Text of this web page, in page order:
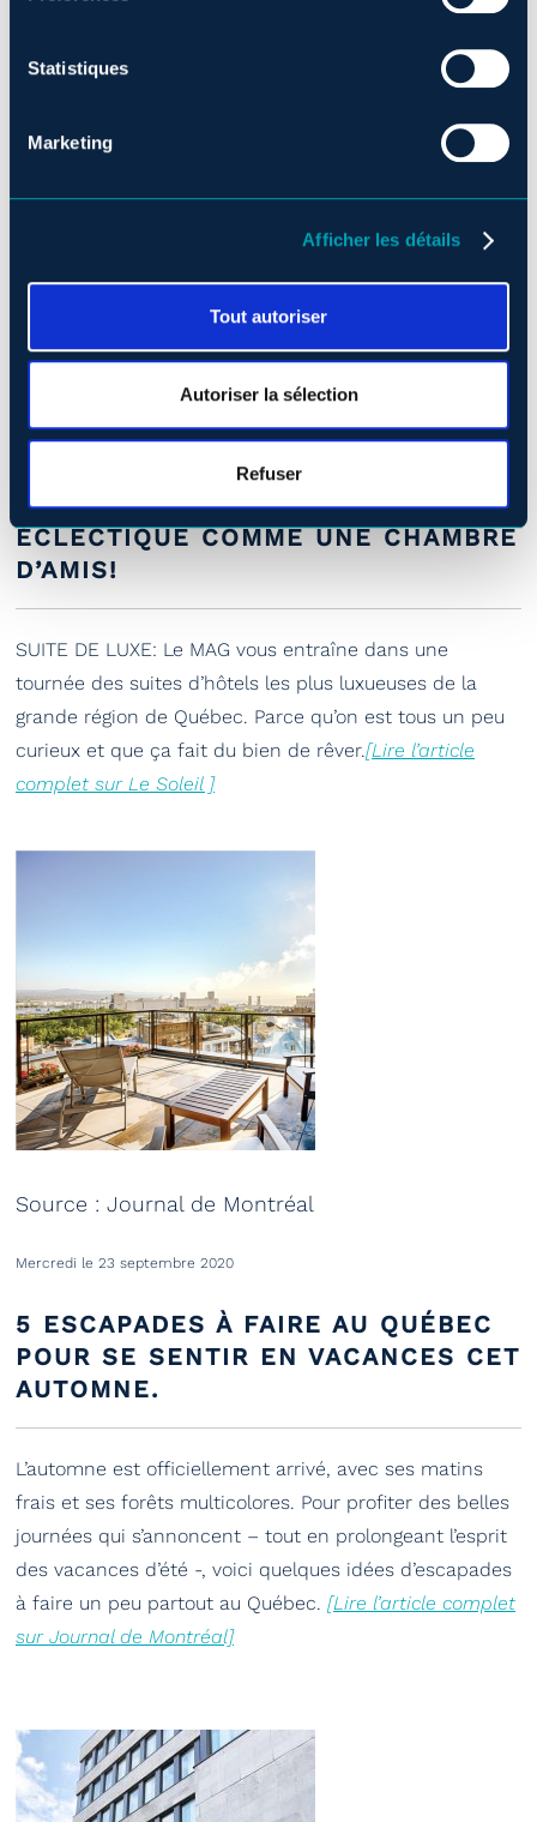
Statistiques
Marketing
Afficher les détails
Tout autoriser
Autoriser la sélection
Refuser
Source : Le Soleil
Samedi le 11 septembre 2021
MONSIEUR JEAN: UNE SUITE
ÉCLECTIQUE COMME UNE CHAMBRE
D’AMIS!
SUITE DE LUXE: Le MAG vous entraîne dans une
tournée des suites d’hôtels les plus luxueuses de la
grande région de Québec. Parce qu’on est tous un peu
curieux et que ça fait du bien de rêver.[Lire l’article
complet sur Le Soleil ]
Source : Journal de Montréal
Mercredi le 23 septembre 2020
5 ESCAPADES À FAIRE AU QUÉBEC
POUR SE SENTIR EN VACANCES CET
AUTOMNE.
L’automne est officiellement arrivé, avec ses matins
frais et ses forêts multicolores. Pour profiter des belles
journées qui s’annoncent – tout en prolongeant l’esprit
des vacances d’été -, voici quelques idées d’escapades
à faire un peu partout au Québec. [Lire l’article complet
sur Journal de Montréal]